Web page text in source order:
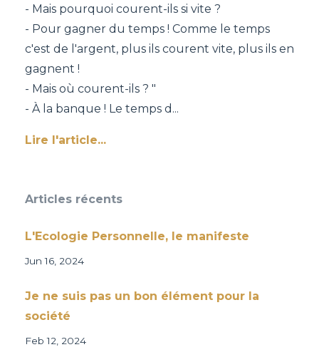
- Mais pourquoi courent-ils si vite ?
- Pour gagner du temps ! Comme le temps
c'est de l'argent, plus ils courent vite, plus ils en
gagnent !
- Mais où courent-ils ? "
- À la banque ! Le temps d ...
Lire l'article...
Articles récents
L'Ecologie Personnelle, le manifeste
Jun 16, 2024
Je ne suis pas un bon élément pour la
société
Feb 12, 2024